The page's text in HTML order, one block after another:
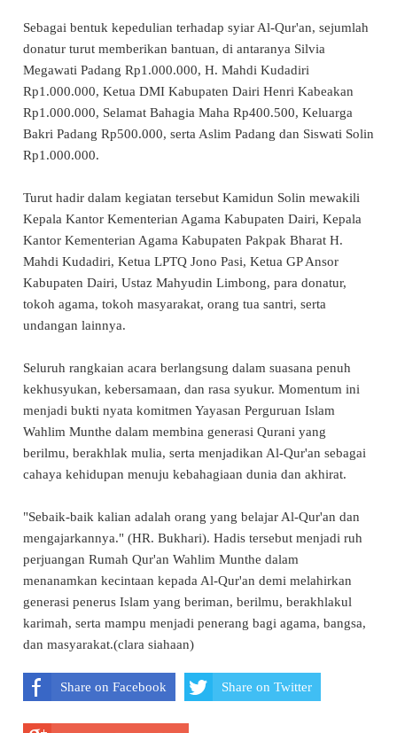
Sebagai bentuk kepedulian terhadap syiar Al-Qur'an, sejumlah
donatur turut memberikan bantuan, di antaranya Silvia
Megawati Padang Rp1.000.000, H. Mahdi Kudadiri
Rp1.000.000, Ketua DMI Kabupaten Dairi Henri Kabeakan
Rp1.000.000, Selamat Bahagia Maha Rp400.500, Keluarga
Bakri Padang Rp500.000, serta Aslim Padang dan Siswati Solin
Rp1.000.000.
Turut hadir dalam kegiatan tersebut Kamidun Solin mewakili
Kepala Kantor Kementerian Agama Kabupaten Dairi, Kepala
Kantor Kementerian Agama Kabupaten Pakpak Bharat H.
Mahdi Kudadiri, Ketua LPTQ Jono Pasi, Ketua GP Ansor
Kabupaten Dairi, Ustaz Mahyudin Limbong, para donatur,
tokoh agama, tokoh masyarakat, orang tua santri, serta
undangan lainnya.
Seluruh rangkaian acara berlangsung dalam suasana penuh
kekhusyukan, kebersamaan, dan rasa syukur. Momentum ini
menjadi bukti nyata komitmen Yayasan Perguruan Islam
Wahlim Munthe dalam membina generasi Qurani yang
berilmu, berakhlak mulia, serta menjadikan Al-Qur'an sebagai
cahaya kehidupan menuju kebahagiaan dunia dan akhirat.
"Sebaik-baik kalian adalah orang yang belajar Al-Qur'an dan
mengajarkannya." (HR. Bukhari). Hadis tersebut menjadi ruh
perjuangan Rumah Qur'an Wahlim Munthe dalam
menanamkan kecintaan kepada Al-Qur'an demi melahirkan
generasi penerus Islam yang beriman, berilmu, berakhlakul
karimah, serta mampu menjadi penerang bagi agama, bangsa,
dan masyarakat.(clara siahaan)
Share on Facebook Share on Twitter